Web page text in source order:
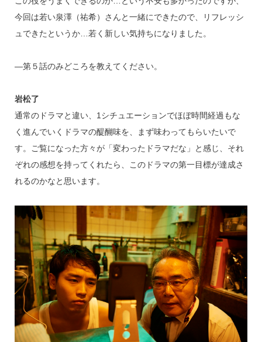
今回は若い泉澤（祐希）さんと一緒にできたので、リフレッシ
ュできたというか…若く新しい気持ちになりました。
―第５話のみどころを教えてください。
岩松了
通常のドラマと違い、1シチュエーションでほぼ時間経過もな
く進んでいくドラマの醍醐味を、まず味わってもらいたいで
す。ご覧になった方々が「変わったドラマだな」と感じ、それ
ぞれの感想を持ってくれたら、このドラマの第一目標が達成さ
れるのかなと思います。